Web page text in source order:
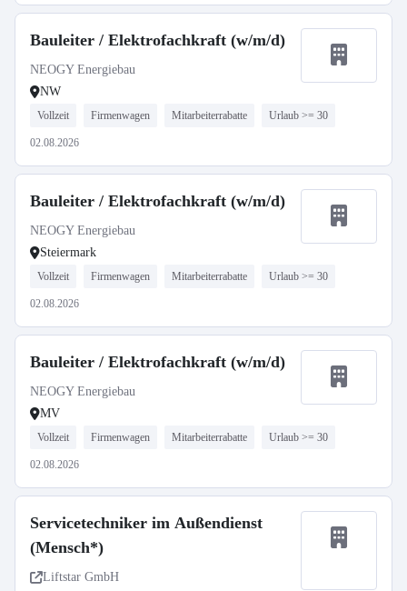
Bauleiter / Elektrofachkraft (w/m/d)
NEOGY Energiebau
NW
Vollzeit Firmenwagen Mitarbeiterrabatte Urlaub >= 30
02.08.2026
Bauleiter / Elektrofachkraft (w/m/d)
NEOGY Energiebau
Steiermark
Vollzeit Firmenwagen Mitarbeiterrabatte Urlaub >= 30
02.08.2026
Bauleiter / Elektrofachkraft (w/m/d)
NEOGY Energiebau
MV
Vollzeit Firmenwagen Mitarbeiterrabatte Urlaub >= 30
02.08.2026
Servicetechniker im Außendienst
(Mensch*)
Liftstar GmbH